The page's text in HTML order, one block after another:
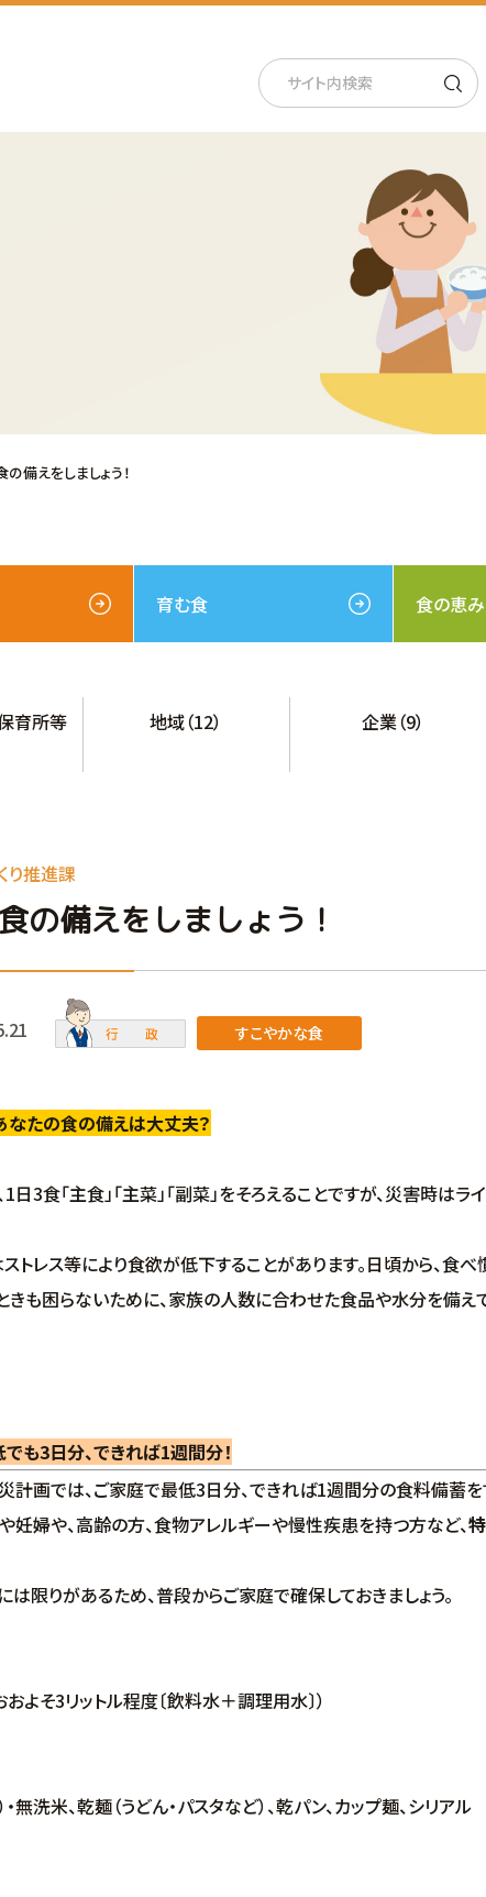
備えをしましょう！
育む食 食の恵み
育所等
地域（12） 企業（9）
推進課
の備えをしましょう！
すこやかな食
なたの食の備えは大丈夫？
3食「主食」「主菜」「副菜」をそろえることですが、災害時は
トレス等により食欲が低下することがあります。日頃から、食
も困らないために、家族の人数に合わせた食品や水分を備えて
も3日分、できれば1週間分！
画では、ご家庭で最低3日分、できれば1週間分の食料備蓄を
妊婦や、高齢の方、食物アレルギーや慢性疾患を持つ方など、
限りがあるため、普段からご家庭で確保しておきましょう。
そ3リットル程度〔飲料水＋調理用水〕）
無洗米、乾麺（うどん・パスタなど）、乾パン、カップ麺、シリアル